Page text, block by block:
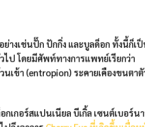
างเช่นปั๊ก ปักกิ่ง และบูลด็อก ทั้งนี้ก็เป็
ป โดยมีศัพท์ทางการแพทย์เรียกว่า
ข้า (entropion) ระคายเคืองขนตาตั
กอร์สแปนเนียล บีเกิ้ล เซนต์เบอร์น